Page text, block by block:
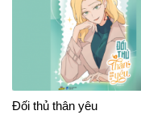
Đối thủ thân yêu